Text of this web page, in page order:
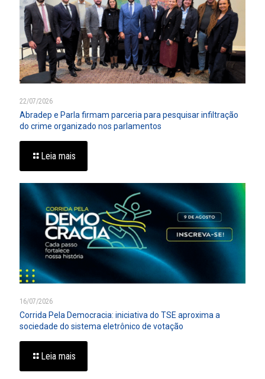
22/07/2026
Abradep e Parla firmam parceria para pesquisar infiltração
do crime organizado nos parlamentos
Leia mais
16/07/2026
Corrida Pela Democracia: iniciativa do TSE aproxima a
sociedade do sistema eletrônico de votação
Leia mais